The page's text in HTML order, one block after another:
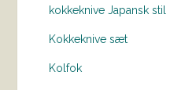
kokkeknive Japansk stil
Kokkeknive sæt
Kolfok